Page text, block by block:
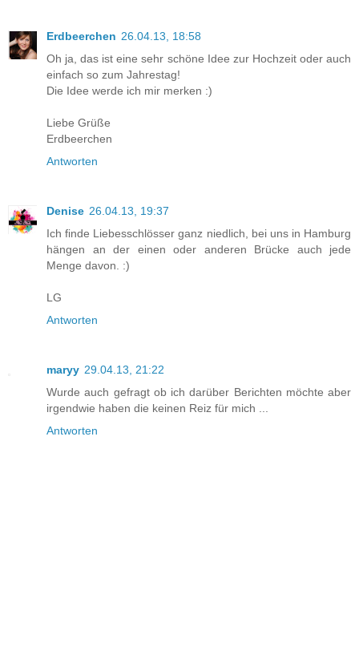
Erdbeerchen 26.04.13, 18:58
Oh ja, das ist eine sehr schöne Idee zur Hochzeit oder auch
einfach so zum Jahrestag!
Die Idee werde ich mir merken :)
Liebe Grüße
Erdbeerchen
Antworten
Denise 26.04.13, 19:37
Ich finde Liebesschlösser ganz niedlich, bei uns in Hamburg
hängen an der einen oder anderen Brücke auch jede
Menge davon. :)
LG
Antworten
maryy 29.04.13, 21:22
Wurde auch gefragt ob ich darüber Berichten möchte aber
irgendwie haben die keinen Reiz für mich ...
Antworten